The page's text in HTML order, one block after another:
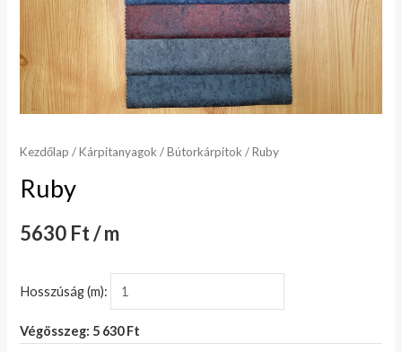
Kezdőlap /Kárpitanyagok /Bútorkárpitok / Ruby
Ruby
5630 Ft / m
Hosszúság (m):
Végösszeg: 5 630 Ft